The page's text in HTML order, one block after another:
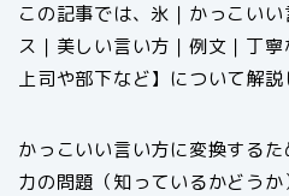
この記事では、氷｜かっこい
ス｜美しい言い方｜例文｜丁
上司や部下など】について解説
かっこいい言い方に変換する
力の問題（知っているかどう